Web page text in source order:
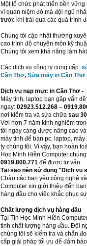
Một tổ chức phát triển bền
vì quan niệm đó mà đội ngũ
trước khi trải qua các quá trình
Chúng tôi cập nhật thường
cao trình độ chuyên môn kỹ
Chúng tôi xem khả năng làm
Các dịch vụ công ty cung cấp:
Cần Thơ, Sửa máy in Cần Thơ
Dịch vụ nạp mực in Cần Thơ
Máy tính, laptop bạn gặp vấn
ngay: 02923.512.268 –
nơi kiểm tra và sửa chữa sau
Với hơn 7 năm kinh nghiệm
tôi ngày càng được nâng cao
máy tính để bàn pc, laptop,
ty chúng tôi. Vì vậy, bạn hoàn
Học Minh Hiền Computer
0919.800.771 để được tư vấn.
Tại sao nên sử dụng "Dịch vụ
Chào các bạn yêu công nghệ
Computer xin giới thiệu đến
hàng đầu cho việc khắc phục
Chất lượng dịch vụ hàng đầu
Tại Tin Học Minh Hiền
tính chất lượng hàng đầu. Đội
chúng tôi sẽ kiểm tra và chẩn
cấp giải pháp tối ưu để đảm